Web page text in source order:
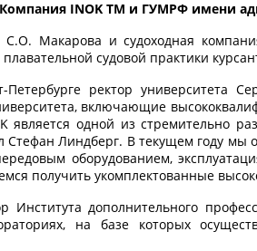
Компания INOK ТМ и ГУМРФ имени
Макарова и судоходная
судовой практики
ректор университета
включающие
является одной из стремительно
Стефан Линдберг. В текущем году
оборудованием,
получить укомплектованные
Института дополнительного
на базе которых